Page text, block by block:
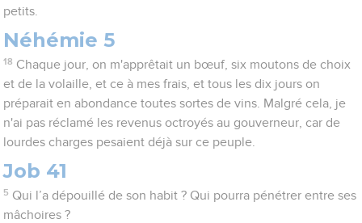
petits.
Néhémie 5
18 Chaque jour, on m'apprêtait un bœuf, six moutons de choix
et de la volaille, et ce à mes frais, et tous les dix jours on
préparait en abondance toutes sortes de vins. Malgré cela, je
n'ai pas réclamé les revenus octroyés au gouverneur, car de
lourdes charges pesaient déjà sur ce peuple.
Job 41
5 Qui l’a dépouillé de son habit ? Qui pourra pénétrer entre ses
mâchoires ?